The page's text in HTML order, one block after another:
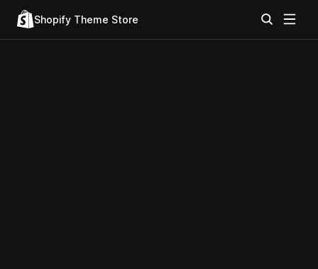
Shopify Theme Store